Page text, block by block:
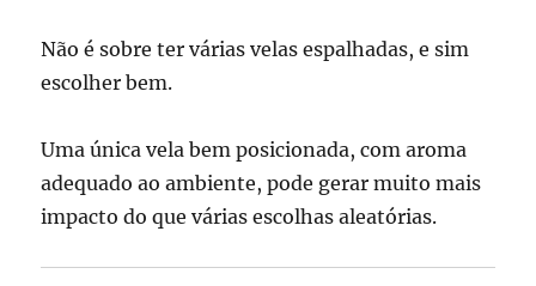
Não é sobre ter várias velas espalhadas, e sim
escolher bem.
Uma única vela bem posicionada, com aroma
adequado ao ambiente, pode gerar muito mais
impacto do que várias escolhas aleatórias.